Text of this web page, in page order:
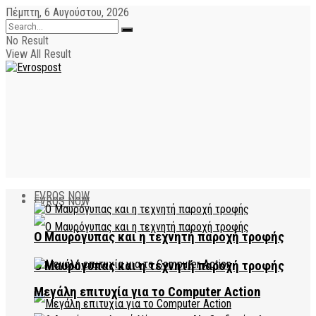
Πέμπτη, 6 Αυγούστου, 2026
No Result
View All Result
EVROS NOW
Ο Μαυρόγυπας και η τεχνητή παροχή τροφής
EVROS NOW
Ο Μαυρόγυπας και η τεχνητή παροχή τροφής
Μεγάλη επιτυχία για το Computer Action